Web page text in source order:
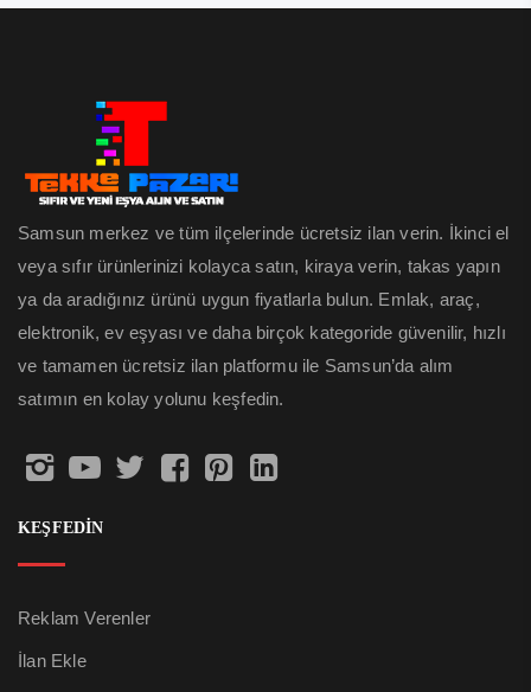
Samsun merkez ve tüm ilçelerinde ücretsiz ilan verin. İkinci el
veya sıfır ürünlerinizi kolayca satın, kiraya verin, takas yapın
ya da aradığınız ürünü uygun fiyatlarla bulun. Emlak, araç,
elektronik, ev eşyası ve daha birçok kategoride güvenilir, hızlı
ve tamamen ücretsiz ilan platformu ile Samsun’da alım
satımın en kolay yolunu keşfedin.
KEŞFEDİN
Reklam Verenler
İlan Ekle